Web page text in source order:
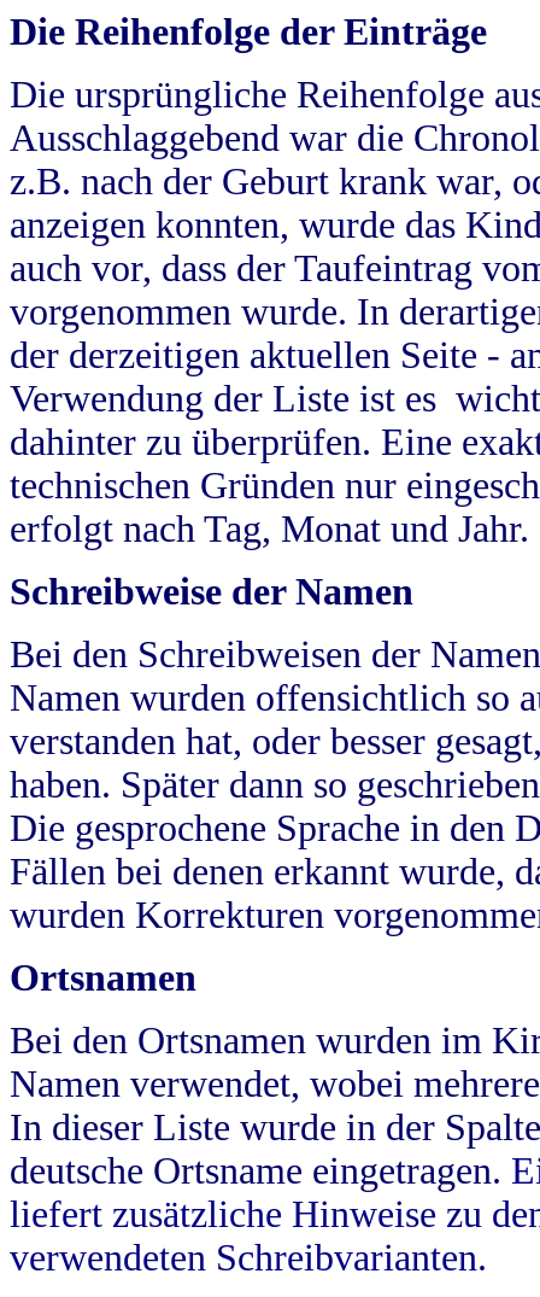
Die Reihenfolge der Einträge
Die ursprüngliche Reihenfolge
Ausschlaggebend war die
z.B. nach der Geburt krank war,
anzeigen konnten, wurde das
auch vor, dass der Taufeintrag
vorgenommen wurde. In
der derzeitigen aktuellen Seite -
Verwendung der Liste ist es
dahinter zu überprüfen. Eine
technischen Gründen nur
erfolgt nach Tag, Monat und Jahr.
Schreibweise der Namen
Bei den Schreibweisen der
Namen wurden offensichtlich so
verstanden hat, oder besser
haben. Später dann so
Die gesprochene Sprache in
Fällen bei denen erkannt wurde,
wurden Korrekturen
Ortsnamen
Bei den Ortsnamen wurden im
Namen verwendet, wobei
In dieser Liste wurde in der
deutsche Ortsname eingetragen.
liefert zusätzliche Hinweise zu
verwendeten Schreibvarianten.